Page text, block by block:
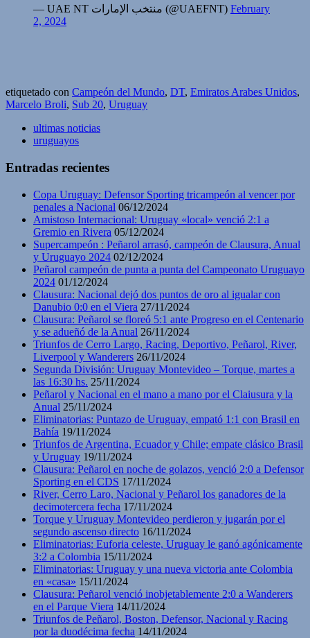
— UAE NT منتخب الإمارات (@UAEFNT) February
2, 2024
etiquetado con Campeón del Mundo, DT, Emiratos Arabes Unidos,
Marcelo Broli, Sub 20, Uruguay
ultimas noticias
uruguayos
Entradas recientes
Copa Uruguay: Defensor Sporting tricampeón al vencer por
penales a Nacional 06/12/2024
Amistoso Internacional: Uruguay «local» venció 2:1 a
Gremio en Rivera 05/12/2024
Supercampeón : Peñarol arrasó, campeón de Clausura, Anual
y Uruguayo 2024 02/12/2024
Peñarol campeón de punta a punta del Campeonato Uruguayo
2024 01/12/2024
Clausura: Nacional dejó dos puntos de oro al igualar con
Danubio 0:0 en el Viera 27/11/2024
Clausura: Peñarol se floreó 5:1 ante Progreso en el Centenario
y se adueñó de la Anual 26/11/2024
Triunfos de Cerro Largo, Racing, Deportivo, Peñarol, River,
Liverpool y Wanderers 26/11/2024
Segunda División: Uruguay Montevideo – Torque, martes a
las 16:30 hs. 25/11/2024
Peñarol y Nacional en el mano a mano por el Claiusura y la
Anual 25/11/2024
Eliminatorias: Puntazo de Uruguay, empató 1:1 con Brasil en
Bahía 19/11/2024
Triunfos de Argentina, Ecuador y Chile; empate clásico Brasil
y Uruguay 19/11/2024
Clausura: Peñarol en noche de golazos, venció 2:0 a Defensor
Sporting en el CDS 17/11/2024
River, Cerro Laro, Nacional y Peñarol los ganadores de la
decimotercera fecha 17/11/2024
Torque y Uruguay Montevideo perdieron y jugarán por el
segundo ascenso directo 16/11/2024
Eliminatorias: Euforia celeste, Uruguay le ganó agónicamente
3:2 a Colombia 15/11/2024
Eliminatorias: Uruguay y una nueva victoria ante Colombia
en «casa» 15/11/2024
Clausura: Peñarol venció inobjetablemente 2:0 a Wanderers
en el Parque Viera 14/11/2024
Triunfos de Peñarol, Boston, Defensor, Nacional y Racing
por la duodécima fecha 14/11/2024